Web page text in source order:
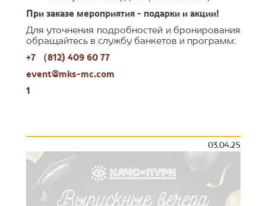
При заказе мероприятия - подарки и акции!
Для уточнения подробностей и бронирования
обращайтесь в службу банкетов и программ:
+7 （812) 409 60 77
event@mks-mc.com
1
03.04.25